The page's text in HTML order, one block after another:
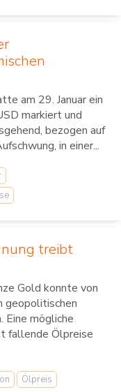
am 29. Januar ein
markiert und
bezogen auf
in einer...
treibt
Gold konnte von
geopolitischen
mögliche
fallende Ölpreise
Ölpreis